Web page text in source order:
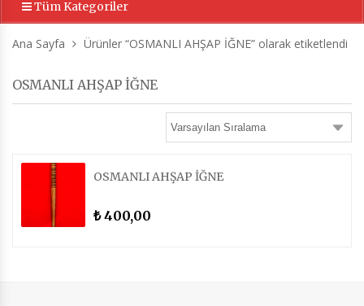
Tüm Kategoriler
Ana Sayfa Ürünler “OSMANLI AHŞAP İĞNE” olarak etiketlendi
OSMANLI AHŞAP İĞNE
OSMANLI AHŞAP İĞNE
₺400,00